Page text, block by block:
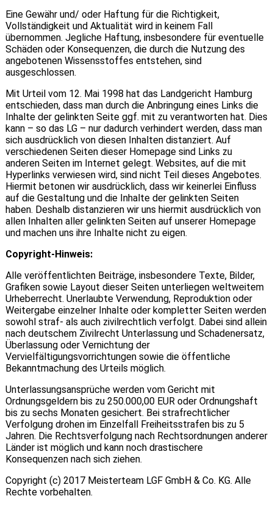
Eine Gewähr und/ oder Haftung für die Richtigkeit,
Vollständigkeit und Aktualität wird in keinem Fall
übernommen. Jegliche Haftung, insbesondere für eventuelle
Schäden oder Konsequenzen, die durch die Nutzung des
angebotenen Wissensstoffes entstehen, sind
ausgeschlossen.
Mit Urteil vom 12. Mai 1998 hat das Landgericht Hamburg
entschieden, dass man durch die Anbringung eines Links die
Inhalte der gelinkten Seite ggf. mit zu verantworten hat. Dies
kann – so das LG – nur dadurch verhindert werden, dass man
sich ausdrücklich von diesen Inhalten distanziert. Auf
verschiedenen Seiten dieser Homepage sind Links zu
anderen Seiten im Internet gelegt. Websites, auf die mit
Hyperlinks verwiesen wird, sind nicht Teil dieses Angebotes.
Hiermit betonen wir ausdrücklich, dass wir keinerlei Einfluss
auf die Gestaltung und die Inhalte der gelinkten Seiten
haben. Deshalb distanzieren wir uns hiermit ausdrücklich von
allen Inhalten aller gelinkten Seiten auf unserer Homepage
und machen uns ihre Inhalte nicht zu eigen.
Copyright-Hinweis:
Alle veröffentlichten Beiträge, insbesondere Texte, Bilder,
Grafiken sowie Layout dieser Seiten unterliegen weltweitem
Urheberrecht. Unerlaubte Verwendung, Reproduktion oder
Weitergabe einzelner Inhalte oder kompletter Seiten werden
sowohl straf- als auch zivilrechtlich verfolgt. Dabei sind allein
nach deutschem Zivilrecht Unterlassung und Schadenersatz,
Überlassung oder Vernichtung der
Vervielfältigungsvorrichtungen sowie die öffentliche
Bekanntmachung des Urteils möglich.
Unterlassungsansprüche werden vom Gericht mit
Ordnungsgeldern bis zu 250.000,00 EUR oder Ordnungshaft
bis zu sechs Monaten gesichert. Bei strafrechtlicher
Verfolgung drohen im Einzelfall Freiheitsstrafen bis zu 5
Jahren. Die Rechtsverfolgung nach Rechtsordnungen anderer
Länder ist möglich und kann noch drastischere
Konsequenzen nach sich ziehen.
Copyright (c) 2017 Meisterteam LGF GmbH & Co. KG. Alle
Rechte vorbehalten.